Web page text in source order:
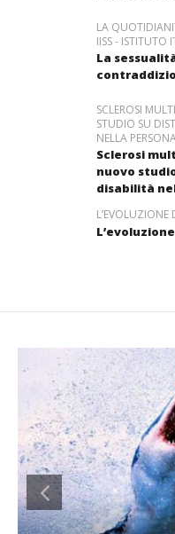
LA
IISS - ISTITUTO
La
SCLEROSI
STUDIO SU
NELLA
Sclerosi
nuovo
disabilità
L’EVOLUZIONE